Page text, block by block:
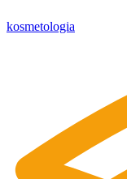
kosmetologia